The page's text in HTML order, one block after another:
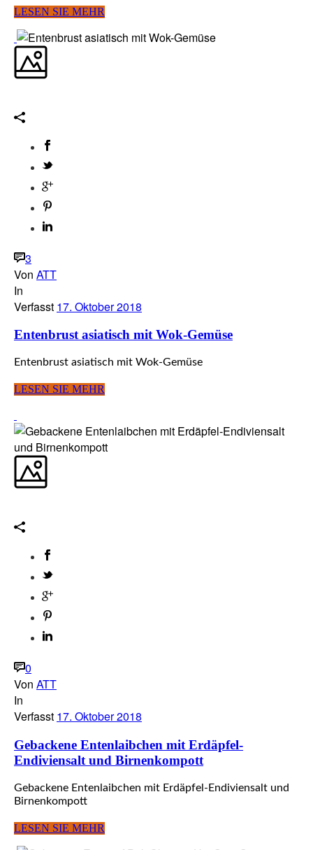
LESEN SIE MEHR
3
Von ATT
In
Verfasst 17. Oktober 2018
Entenbrust asiatisch mit Wok-Gemüse
Entenbrust asiatisch mit Wok-Gemüse
LESEN SIE MEHR
0
Von ATT
In
Verfasst 17. Oktober 2018
Gebackene Entenlaibchen mit Erdäpfel-
Endiviensalt und Birnenkompott
Gebackene Entenlaibchen mit Erdäpfel-Endiviensalt und
Birnenkompott
LESEN SIE MEHR